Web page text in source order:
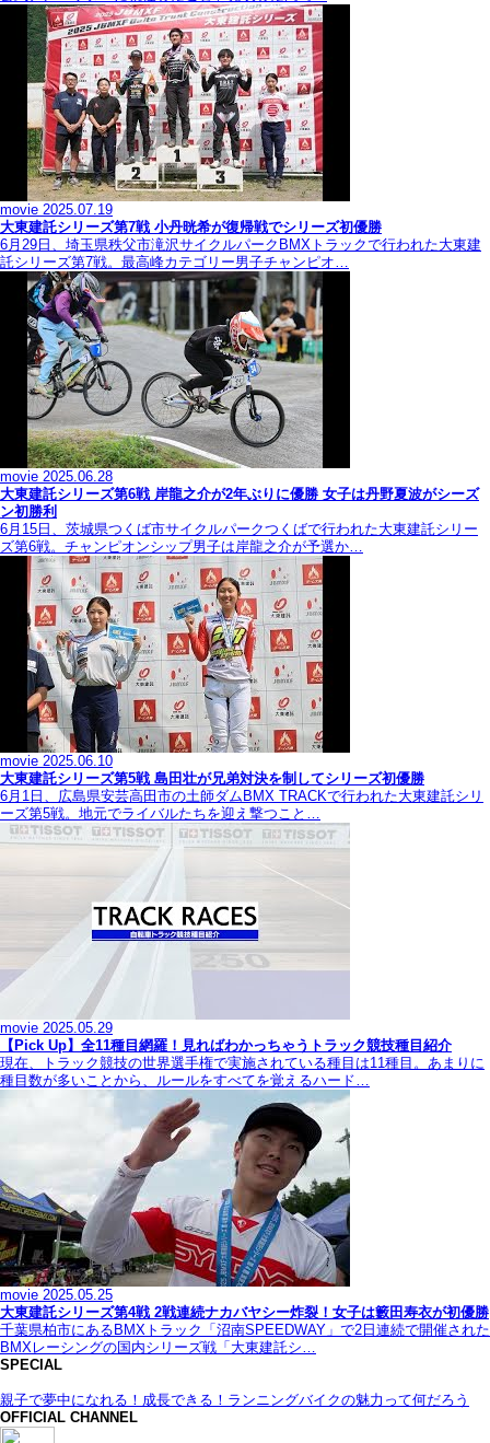
movie 2025.07.19
大東建託シリーズ第7戦 ⼩丹晄希が復帰戦でシリーズ初優勝
6月29日、埼玉県秩父市滝沢サイクルパークBMXトラックで行われた大東建
託シリーズ第7戦。最高峰カテゴリー男子チャンピオ…
movie 2025.06.28
大東建託シリーズ第6戦 岸龍之介が2年ぶりに優勝 女子は丹野夏波がシーズ
ン初勝利
6月15日、茨城県つくば市サイクルパークつくばで行われた大東建託シリー
ズ第6戦。チャンピオンシップ男子は岸龍之介が予選か…
movie 2025.06.10
大東建託シリーズ第5戦 島田壮が兄弟対決を制してシリーズ初優勝
6月1日、広島県安芸高田市の土師ダムBMX TRACKで行われた大東建託シリ
ーズ第5戦。地元でライバルたちを迎え撃つこと…
movie 2025.05.29
【Pick Up】全11種目網羅！見ればわかっちゃうトラック競技種目紹介
現在、トラック競技の世界選手権で実施されている種目は11種目。あまりに
種目数が多いことから、ルールをすべてを覚えるハード…
movie 2025.05.25
大東建託シリーズ第4戦 2戦連続ナカバヤシー炸裂！女子は籔田寿衣が初優勝
千葉県柏市にあるBMXトラック「沼南SPEEDWAY」で2日連続で開催された
BMXレーシングの国内シリーズ戦「大東建託シ…
SPECIAL
親子で夢中になれる！成長できる！ランニングバイクの魅力って何だろう
OFFICIAL CHANNEL